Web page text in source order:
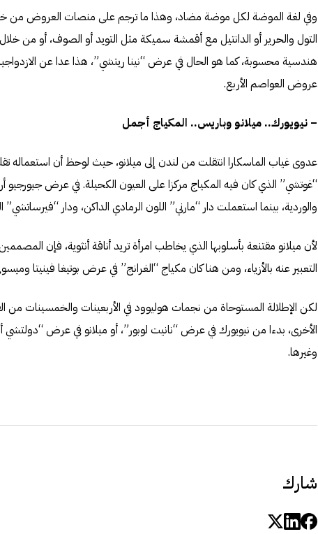
وفي لغة الموضة لكل موضة مضاد، وهذا ما ترجم على منصات العروض من
التول والحرير أو الدانتيل مع أقمشة سميكة مثل التويد أو الصوف، أو من
هندسية محسوبة، كما هو الحال في عرض “نينا ريتشي”، هذا عدا عن الازدواجية
عروض العواصم الأربع.
– نيويورك.. ميلانو وباريس.. المكياج أجمل
عدوى غياب الماسكارا انتقلت من لندن إلى ميلانو، حيث لوحظ أن
“غوتشي” الذي كان فيه المكياج مركزا على العيون الكحيلة. في عرض جيورجيو
والوردية، بينما استعملت دار “مارني” اللون الرمادي الداكن، ودار
لأن ميلانو مقتنعة بأسلوبها الذي يخاطب امرأة تريد أناقة أنثوية، فإن
التعبير عنه بالأزياء، ومن هنا كان مكياج “الغرانج” في عرض بوتيغا فينيتا
لكن الإطلالة المستوحاة من نجمات هوليوود في الأربعينات والخمسينات من
الأخرى، بدءا من نيويورك في عرض “نانيت لوبور”، أو ميلانو في عرض “دولتشي
وغيرها.
شارك